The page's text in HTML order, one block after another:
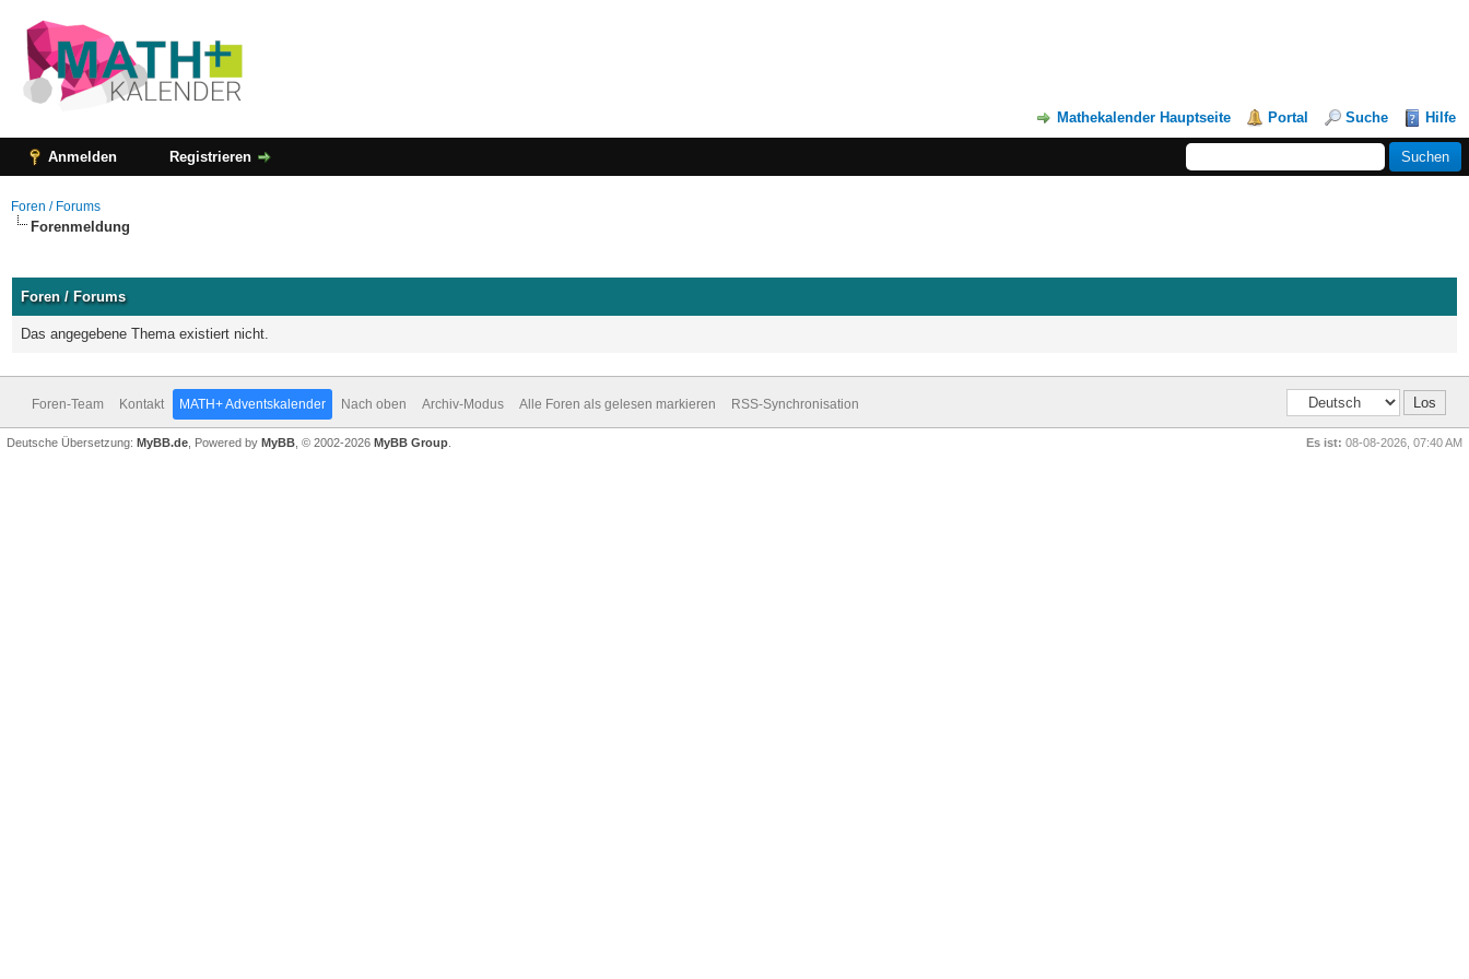
Mathekalender Hauptseite Portal Suche Hilfe
Anmelden Registrieren
Foren / Forums
Forenmeldung
Foren / Forums
Das angegebene Thema existiert nicht.
Foren-Team Kontakt MATH+ Adventskalender Nach oben Archiv-Modus Alle Foren als gelesen markieren RSS-Synchronisation
Es ist: 08-08-2026, 07:40 AM
Deutsche Übersetzung: MyBB.de , Powered by MyBB , © 2002-2026 MyBB Group